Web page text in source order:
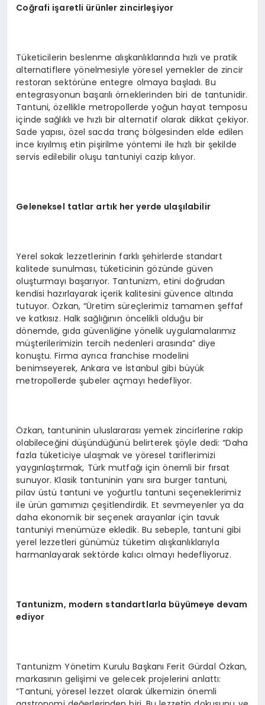
Coğrafi işaretli ürünler zincirleşiyor
Tüketicilerin beslenme alışkanlıklarında hızlı ve pratik
alternatiflere yönelmesiyle yöresel yemekler de zincir
restoran sektörüne entegre olmaya başladı. Bu
entegrasyonun başarılı örneklerinden biri de tantunidir.
Tantuni, özellikle metropollerde yoğun hayat temposu
içinde sağlıklı ve hızlı bir alternatif olarak dikkat çekiyor.
Sade yapısı, özel sacda tranç bölgesinden elde edilen
ince kıyılmış etin pişirilme yöntemi ile hızlı bir şekilde
servis edilebilir oluşu tantuniyi cazip kılıyor.
Geleneksel tatlar artık her yerde ulaşılabilir
Yerel sokak lezzetlerinin farklı şehirlerde standart
kalitede sunulması, tüketicinin gözünde güven
oluşturmayı başarıyor. Tantunizm, etini doğrudan
kendisi hazırlayarak içerik kalitesini güvence altında
tutuyor. Özkan, “Üretim süreçlerimiz tamamen şeffaf
ve katkısız. Halk sağlığının öncelikli olduğu bir
dönemde, gıda güvenliğine yönelik uygulamalarımız
müşterilerimizin tercih nedenleri arasında” diye
konuştu. Firma ayrıca franchise modelini
benimseyerek, Ankara ve İstanbul gibi büyük
metropollerde şubeler açmayı hedefliyor.
Özkan, tantuninin uluslararası yemek zincirlerine rakip
olabileceğini düşündüğünü belirterek şöyle dedi: “Daha
fazla tüketiciye ulaşmak ve yöresel tariflerimizi
yaygınlaştırmak, Türk mutfağı için önemli bir fırsat
sunuyor. Klasik tantuninin yanı sıra burger tantuni,
pilav üstü tantuni ve yoğurtlu tantuni seçeneklerimiz
ile ürün gamımızı çeşitlendirdik. Et sevmeyenler ya da
daha ekonomik bir seçenek arayanlar için tavuk
tantuniyi menümüze ekledik. Bu sebeple, tantuni gibi
yerel lezzetleri günümüz tüketim alışkanlıklarıyla
harmanlayarak sektörde kalıcı olmayı hedefliyoruz.
Tantunizm, modern standartlarla büyümeye devam
ediyor
Tantunizm Yönetim Kurulu Başkanı Ferit Gürdal Özkan,
markasının gelişimi ve gelecek projelerini anlattı:
“Tantuni, yöresel lezzet olarak ülkemizin önemli